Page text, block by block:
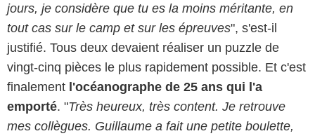
jours, je considère que tu es la moins méritante, en
tout cas sur le camp et sur les épreuves", s'est-il
justifié. Tous deux devaient réaliser un puzzle de
vingt-cinq pièces le plus rapidement possible. Et c'est
finalement l'océanographe de 25 ans qui l'a
emporté. "Très heureux, très content. Je retrouve
mes collègues. Guillaume a fait une petite boulette,